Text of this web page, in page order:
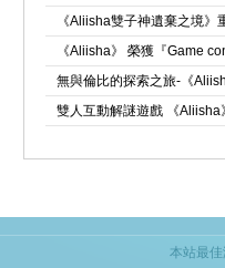
《Aliisha雙子神遺棄之境
《Aliisha》 榮獲『Game
無與倫比的探索之旅-《
雙人互動解謎遊戲 《
本站最